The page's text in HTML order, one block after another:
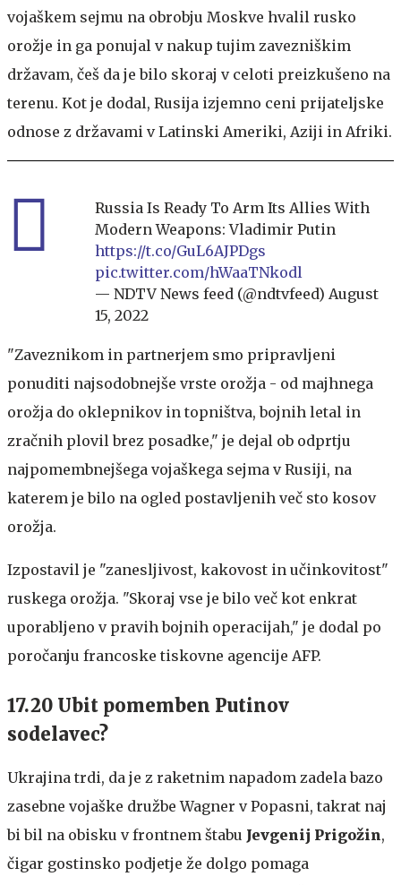
vojaškem sejmu na obrobju Moskve hvalil rusko
orožje in ga ponujal v nakup tujim zavezniškim
državam, češ da je bilo skoraj v celoti preizkušeno na
terenu. Kot je dodal, Rusija izjemno ceni prijateljske
odnose z državami v Latinski Ameriki, Aziji in Afriki.
Russia Is Ready To Arm Its Allies With
Modern Weapons: Vladimir Putin
https://t.co/GuL6AJPDgs
pic.twitter.com/hWaaTNkodl
— NDTV News feed (@ndtvfeed) August
15, 2022
"Zaveznikom in partnerjem smo pripravljeni
ponuditi najsodobnejše vrste orožja - od majhnega
orožja do oklepnikov in topništva, bojnih letal in
zračnih plovil brez posadke," je dejal ob odprtju
najpomembnejšega vojaškega sejma v Rusiji, na
katerem je bilo na ogled postavljenih več sto kosov
orožja.
Izpostavil je "zanesljivost, kakovost in učinkovitost"
ruskega orožja. "Skoraj vse je bilo več kot enkrat
uporabljeno v pravih bojnih operacijah," je dodal po
poročanju francoske tiskovne agencije AFP.
17.20 Ubit pomemben Putinov
sodelavec?
Ukrajina trdi, da je z raketnim napadom zadela bazo
zasebne vojaške družbe Wagner v Popasni, takrat naj
bi bil na obisku v frontnem štabu Jevgenij Prigožin,
čigar gostinsko podjetje že dolgo pomaga